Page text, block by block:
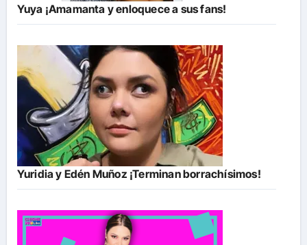
Yuya ¡Amamanta y enloquece a sus fans!
Yuridia y Edén Muñoz ¡Terminan borrachísimos!